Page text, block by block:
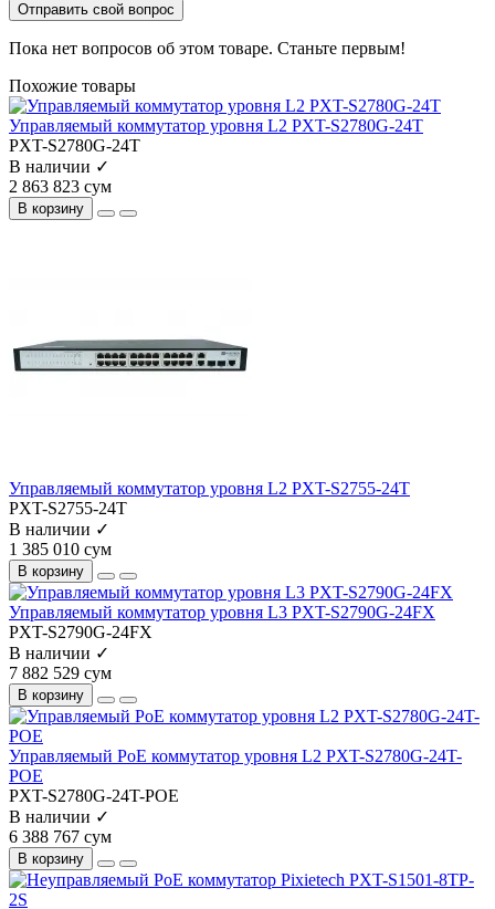
Отправить свой вопрос
Пока нет вопросов об этом товаре. Станьте первым!
Похожие товары
Управляемый коммутатор уровня L2 PXT-S2780G-24T
PXT-S2780G-24T
В наличии ✓
2 863 823 сум
В корзину
Управляемый коммутатор уровня L2 PXT-S2755-24T
PXT-S2755-24T
В наличии ✓
1 385 010 сум
В корзину
Управляемый коммутатор уровня L3 PXT-S2790G-24FX
PXT-S2790G-24FX
В наличии ✓
7 882 529 сум
В корзину
Управляемый PoE коммутатор уровня L2 PXT-S2780G-24T-
POE
PXT-S2780G-24T-POE
В наличии ✓
6 388 767 сум
В корзину